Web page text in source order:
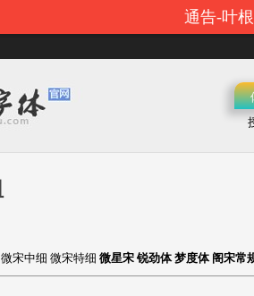
通告-叶
微宋中细 微宋特细 微星宋 锐劲体 梦度体 阁宋常